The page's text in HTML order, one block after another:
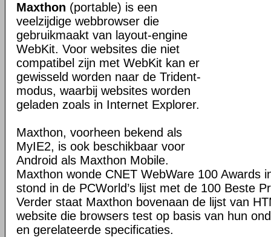
Maxthon (portable) is een
veelzijdige webbrowser die
gebruikmaakt van layout-engine
WebKit. Voor websites die niet
compatibel zijn met WebKit kan er
gewisseld worden naar de Trident-
modus, waarbij websites worden
geladen zoals in Internet Explorer.
Maxthon, voorheen bekend als
MyIE2, is ook beschikbaar voor
Android als Maxthon Mobile.
Maxthon wonde CNET WebWare 100 Awards
stond in de PCWorld’s lijst met de 100 Beste
Verder staat Maxthon bovenaan de lijst van
website die browsers test op basis van hun
en gerelateerde specificaties.